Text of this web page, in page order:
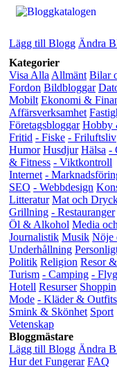
Lägg till Blogg Ändra
Kategorier
Visa Alla Allmänt Bilar
Fordon Bildbloggar
Mobilt Ekonomi &
Affärsverksamhet
Företagsbloggar Hobby
Fritid - Fiske - Friluftsliv
Humor Husdjur Hälsa -
& Fitness - Viktkontroll
Internet -
SEO - Webbdesign
Litteratur Mat och
Grillning - Restauranger
Öl & Alkohol Media och
Journalistik Musik Nöje
Underhållning
Politik Religion Resor &
Turism - Camping - Flyg
Hotell Resurser
Mode - Kläder & Outfits
Smink & Skönhet Sport
Vetenskap
Bloggmästare
Lägg till Blogg Ändra
Hur det Fungerar FAQ